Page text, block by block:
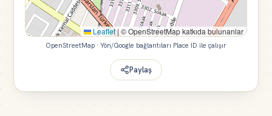
Leaflet|© OpenStreetMap katkıda bulunanlar
OpenStreetMap · Yön/Google bağlantıları Place ID ile çalışır
Paylaş